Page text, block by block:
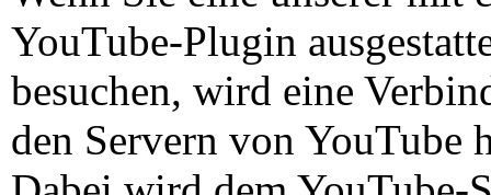
YouTube-Plugin
besuchen, wird eine
den Servern von YouTube